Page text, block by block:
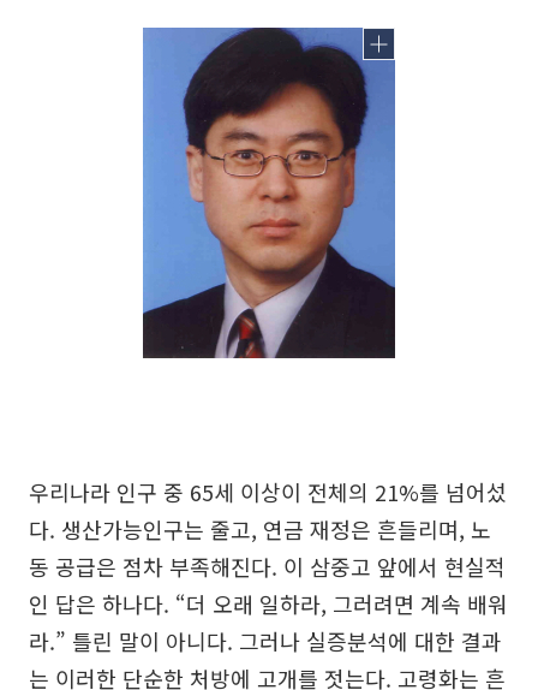
우리나라 인구 중 65세 이상이 전체의 21%를 넘어섰
다. 생산가능인구는 줄고, 연금 재정은 흔들리며, 노
동 공급은 점차 부족해진다. 이 삼중고 앞에서 현실적
인 답은 하나다. “더 오래 일하라, 그러려면 계속 배워
라.” 틀린 말이 아니다. 그러나 실증분석에 대한 결과
는 이러한 단순한 처방에 고개를 젓는다. 고령화는 흔